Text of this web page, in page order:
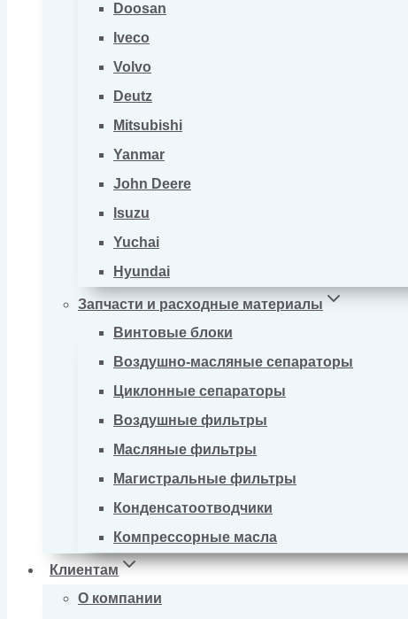
Doosan
Iveco
Volvo
Deutz
Mitsubishi
Yanmar
John Deere
Isuzu
Yuchai
Hyundai
Запчасти и расходные материалы
Винтовые блоки
Воздушно-масляные сепараторы
Циклонные сепараторы
Воздушные фильтры
Масляные фильтры
Магистральные фильтры
Конденсатоотводчики
Компрессорные масла
Клиентам
О компании